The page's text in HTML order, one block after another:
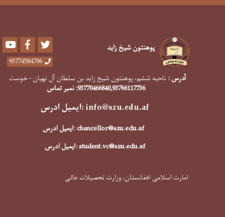
پوهنتون شیخ زاید Youtube Facebook
93774584706
آدرس : ناحیه ششم، پوهنتون شیخ زاید بن سلطان آل نهیان - خوست
93770466840,93766117736 : نمبر تماس
info@szu.edu.af:ایمیل ادرس
chancellor@szu.edu.af:ایمیل ادرس
student.vc@szu.edu.af:ایمیل ادرس
امارت اسلامی افغانستان، وزارت تحصیلات عالی